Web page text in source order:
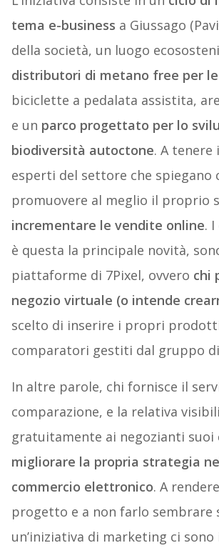
tema e-business a Giussago
della società, un luogo
distributori di metano free per
biciclette a pedalata assistita,
e un parco progettato per lo
biodiversità autoctone. A tenere
esperti del settore che spiegano
promuovere al meglio il proprio
incrementare le vendite online.
è questa la principale novità,
piattaforme di 7Pixel, ovvero chi
negozio virtuale (o intende
scelto di inserire i propri
comparatori gestiti dal gruppo di
In altre parole, chi fornisce il
comparazione, e la relativa
gratuitamente ai negozianti suoi
migliorare la propria strategia
commercio elettronico. A
progetto e a non farlo sembrare
un’iniziativa di marketing ci